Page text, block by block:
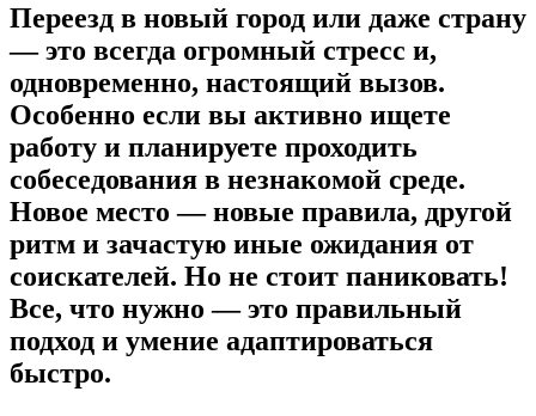
Переезд в новый город или даже страну
— это всегда огромный стресс и,
одновременно, настоящий вызов.
Особенно если вы активно ищете
работу и планируете проходить
собеседования в незнакомой среде.
Новое место — новые правила, другой
ритм и зачастую иные ожидания от
соискателей. Но не стоит паниковать!
Все, что нужно — это правильный
подход и умение адаптироваться
быстро.